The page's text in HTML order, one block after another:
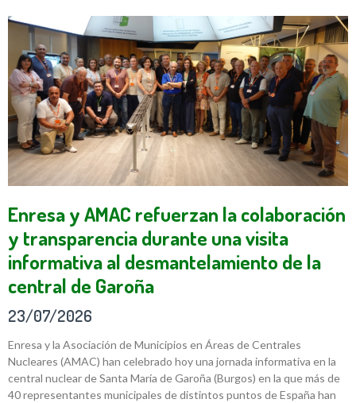
Enresa y AMAC refuerzan la colaboración
y transparencia durante una visita
informativa al desmantelamiento de la
central de Garoña
23/07/2026
Enresa y la Asociación de Municipios en Áreas de Centrales
Nucleares (AMAC) han celebrado hoy una jornada informativa en la
central nuclear de Santa María de Garoña (Burgos) en la que más de
40 representantes municipales de distintos puntos de España han